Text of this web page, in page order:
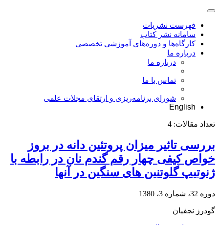
فهرست نشریات
سامانه نشر کتاب
کارگاه‌ها و دوره‌های آموزشی تخصصی
درباره ما
درباره ما
تماس با ما
شورای برنامه‌ریزی و ارتقای مجلات علمی
English
تعداد مقالات: 4
بررسی تاثیر میزان پروتئین دانه در بروز
خواص کیفی چهار رقم گندم نان در رابطه با
ژنوتیپ گلوتنین های سنگین در آنها
دوره 32، شماره 3، 1380
گودرز نجفیان